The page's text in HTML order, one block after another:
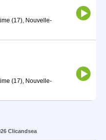
(17), Nouvelle-
(17), Nouvelle-
Clicandsea